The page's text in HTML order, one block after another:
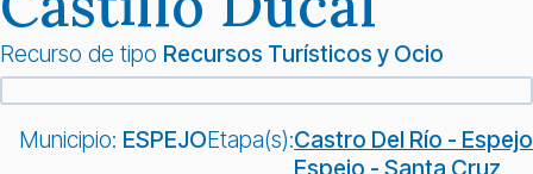
Recurso de tipo Recursos Turísticos y Ocio
Municipio: ESPEJOEtapa(s):Castro Del Río - Espejo
Espejo - Santa Cruz